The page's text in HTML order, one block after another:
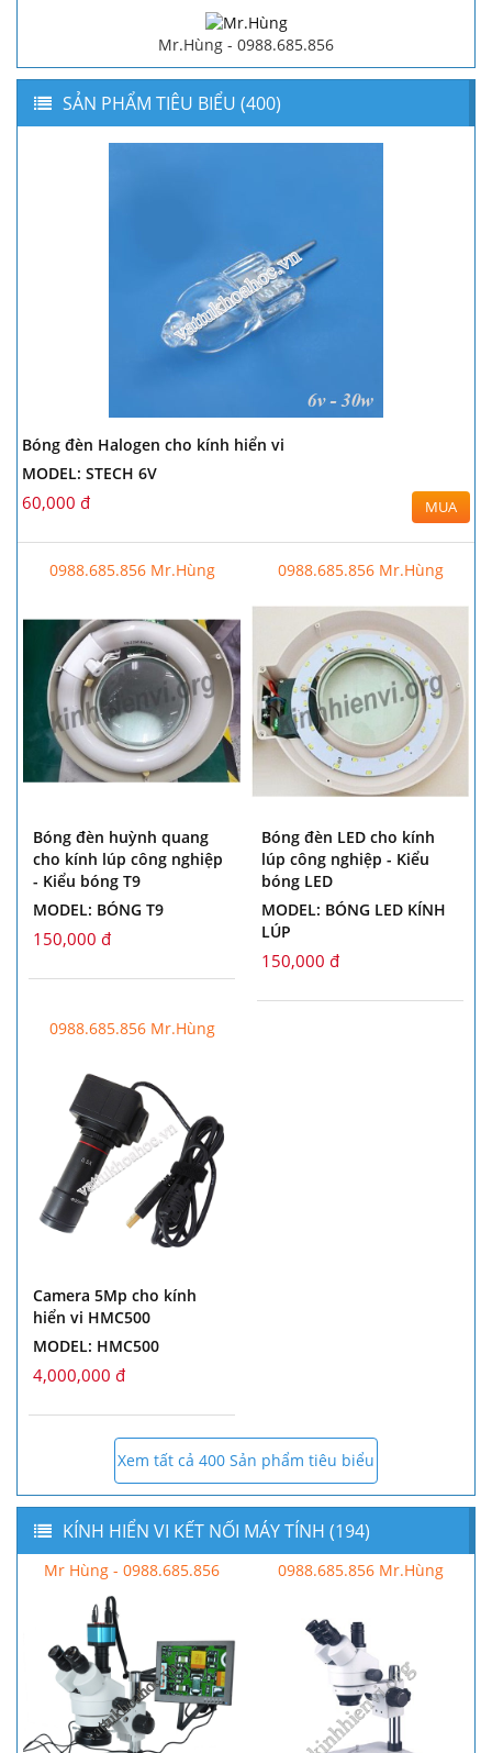
Mr.Hùng - 0988.685.856
SẢN PHẨM TIÊU BIỂU (400)
Bóng đèn Halogen cho kính hiển vi
MODEL: STECH 6V
60,000 đ MUA
0988.685.856 Mr.Hùng
Bóng đèn huỳnh quang
cho kính lúp công nghiệp
- Kiểu bóng T9
MODEL: BÓNG T9
150,000 đ
0988.685.856 Mr.Hùng
Bóng đèn LED cho kính
lúp công nghiệp - Kiểu
bóng LED
MODEL: BÓNG LED KÍNH
LÚP
150,000 đ
0988.685.856 Mr.Hùng
Camera 5Mp cho kính
hiển vi HMC500
MODEL: HMC500
4,000,000 đ
Xem tất cả 400 Sản phẩm tiêu biểu
KÍNH HIỂN VI KẾT NỐI MÁY TÍNH (194)
Mr Hùng - 0988.685.856 0988.685.856 Mr.Hùng